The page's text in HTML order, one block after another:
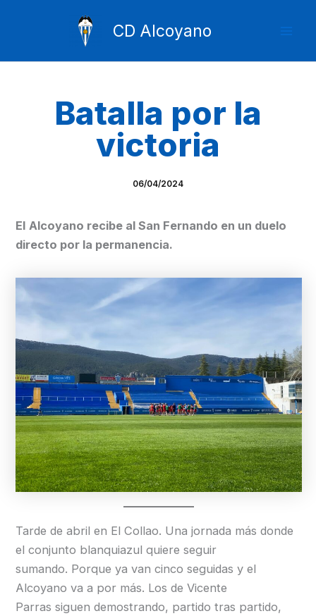
CD Alcoyano
Batalla por la
victoria
06/04/2024
El Alcoyano recibe al San Fernando en un duelo
directo por la permanencia.
Tarde de abril en El Collao. Una jornada más donde
el conjunto blanquiazul quiere seguir
sumando. Porque ya van cinco seguidas y el
Alcoyano va a por más. Los de Vicente
Parras siguen demostrando, partido tras partido,